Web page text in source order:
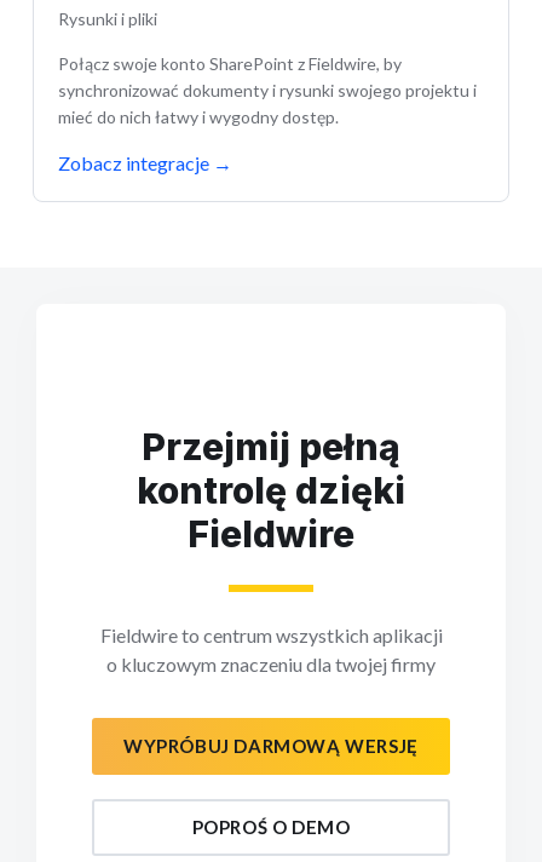
Rysunki i pliki
Połącz swoje konto SharePoint z Fieldwire, by
synchronizować dokumenty i rysunki swojego projektu i
mieć do nich łatwy i wygodny dostęp.
Zobacz integracje →
Przejmij pełną
kontrolę dzięki
Fieldwire
Fieldwire to centrum wszystkich aplikacji
o kluczowym znaczeniu dla twojej firmy
WYPRÓBUJ DARMOWĄ WERSJĘ
POPROŚ O DEMO